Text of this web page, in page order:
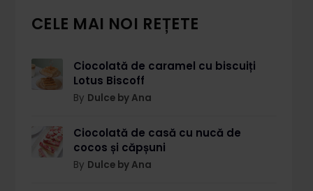
CELE MAI NOI REȚETE
Ciocolată de caramel cu biscuiți
Lotus Biscoff
By Dulce by Ana
Ciocolată de casă cu nucă de
cocos și căpșuni
By Dulce by Ana